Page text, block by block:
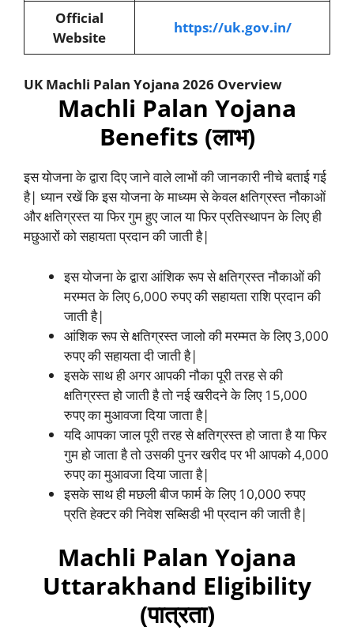
Official
Website
https://uk.gov.in/
UK Machli Palan Yojana 2026 Overview
Machli Palan Yojana
Benefits (लाभ)
इस योजना के द्वारा दिए जाने वाले लाभों की जानकारी नीचे बताई गई
है| ध्यान रखें कि इस योजना के माध्यम से केवल क्षतिग्रस्त नौकाओं
और क्षतिग्रस्त या फिर गुम हुए जाल या फिर प्रतिस्थापन के लिए ही
मछुआरों को सहायता प्रदान की जाती है|
इस योजना के द्वारा आंशिक रूप से क्षतिग्रस्त नौकाओं की
मरम्मत के लिए 6,000 रुपए की सहायता राशि प्रदान की
जाती है|
आंशिक रूप से क्षतिग्रस्त जालो की मरम्मत के लिए 3,000
रुपए की सहायता दी जाती है|
इसके साथ ही अगर आपकी नौका पूरी तरह से की
क्षतिग्रस्त हो जाती है तो नई खरीदने के लिए 15,000
रुपए का मुआवजा दिया जाता है|
यदि आपका जाल पूरी तरह से क्षतिग्रस्त हो जाता है या फिर
गुम हो जाता है तो उसकी पुनर खरीद पर भी आपको 4,000
रुपए का मुआवजा दिया जाता है|
इसके साथ ही मछली बीज फार्म के लिए 10,000 रुपए
प्रति हेक्टर की निवेश सब्सिडी भी प्रदान की जाती है|
Machli Palan Yojana
Uttarakhand Eligibility
(पात्रता)